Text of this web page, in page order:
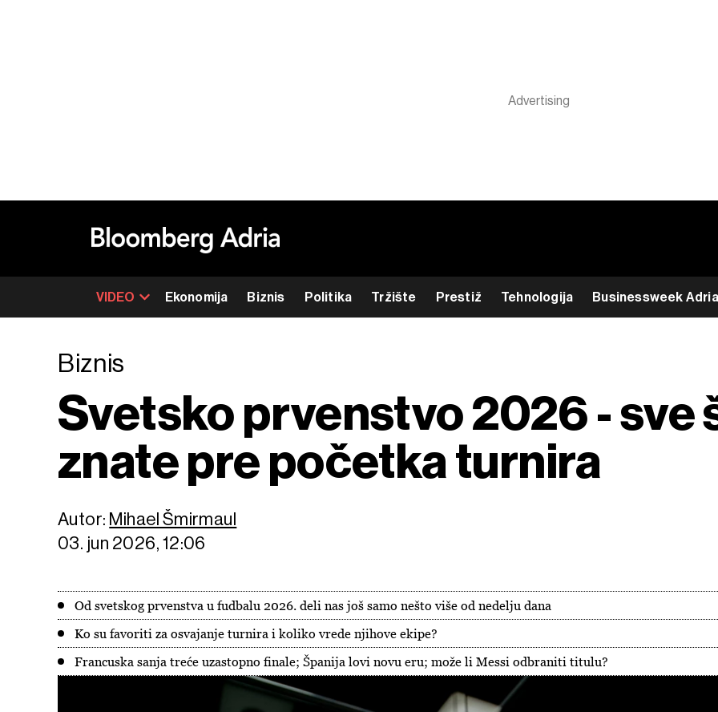
VIDEO Ekonomija Biznis Politika Tržište Prestiž Tehnologija Businessweek Adria
Biznis
Svetsko prvenstvo 2026 - sve
znate pre početka turnira
Autor: Mihael Šmirmaul
03. jun 2026, 12:06
Od svetskog prvenstva u fudbalu 2026. deli nas još samo nešto više od nedelju dana
Ko su favoriti za osvajanje turnira i koliko vrede njihove ekipe?
Francuska sanja treće uzastopno finale; Španija lovi novu eru; može li Messi odbraniti titulu?